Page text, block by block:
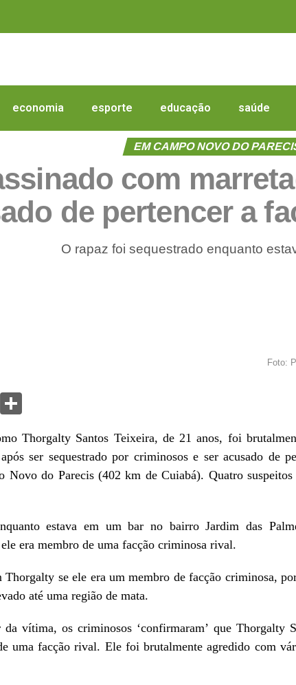
economia esporte educação saúde
EM CAMPO NOVO DO
com
de pertencer a
O rapaz foi sequestrado enquanto
Foto:
LinkedIn
Thorgalty Santos Teixeira, de 21 anos, foi
ser sequestrado por criminosos e ser acusado de
Novo do Parecis (402 km de Cuiabá). Quatro
estava em um bar no bairro Jardim das
era membro de uma facção criminosa rival.
Thorgalty se ele era um membro de facção criminosa,
até uma região de mata.
vítima, os criminosos ‘confirmaram’ que Thorgalty
uma facção rival. Ele foi brutalmente agredido com